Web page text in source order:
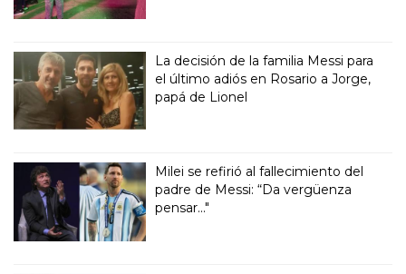
La decisión de la familia Messi para
el último adiós en Rosario a Jorge,
papá de Lionel
Milei se refirió al fallecimiento del
padre de Messi: “Da vergüenza
pensar..."